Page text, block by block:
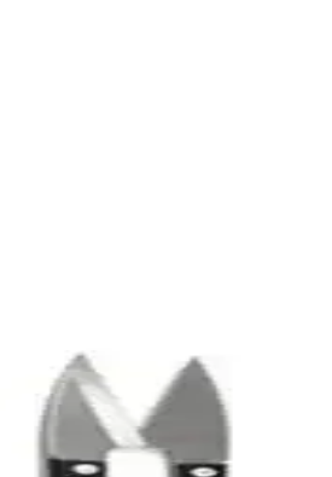
hangi setin size uygun olduğunu